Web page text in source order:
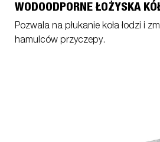
WODOODPORNE ŁOŻYSKA
Pozwala na płukanie koła łodzi i
hamulców przyczepy.